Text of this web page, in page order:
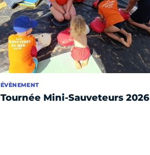
ÉVÈNEMENT
Tournée Mini-Sauveteurs 2026